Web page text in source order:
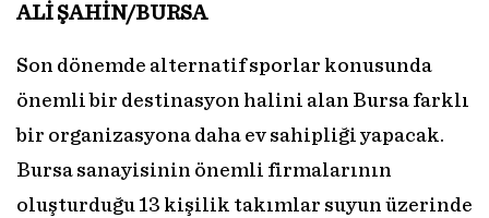
ALİ ŞAHİN/BURSA
Son dönemde alternatif sporlar konusunda
önemli bir destinasyon halini alan Bursa farklı
bir organizasyona daha ev sahipliği yapacak.
Bursa sanayisinin önemli firmalarının
oluşturduğu 13 kişilik takımlar suyun üzerinde